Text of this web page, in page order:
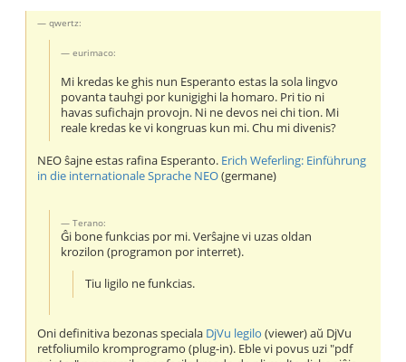
qwertz:
eurimaco:
Mi kredas ke ghis nun Esperanto estas la sola lingvo
povanta tauhgi por kunigighi la homaro. Pri tio ni
havas sufichajn provojn. Ni ne devos nei chi tion. Mi
reale kredas ke vi kongruas kun mi. Chu mi divenis?
NEO ŝajne estas rafina Esperanto. Erich Weferling: Einführung
in die internationale Sprache NEO(germane)
Terano:
Ĝi bone funkcias por mi. Verŝajne vi uzas oldan
krozilon (programon por interret).
Tiu ligilo ne funkcias.
Oni definitiva bezonas speciala DjVu legilo (viewer) aŭ DjVu
retfoliumilo kromprogramo (plug-in). Eble vi povus uzi "pdf